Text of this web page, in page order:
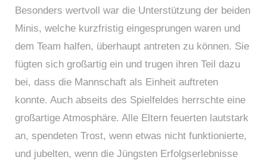
Besonders wertvoll war die Unterstützung der beiden
Minis, welche kurzfristig eingesprungen waren und
dem Team halfen, überhaupt antreten zu können. Sie
fügten sich großartig ein und trugen ihren Teil dazu
bei, dass die Mannschaft als Einheit auftreten
konnte. Auch abseits des Spielfeldes herrschte eine
großartige Atmosphäre. Alle Eltern feuerten lautstark
an, spendeten Trost, wenn etwas nicht funktionierte,
und jubelten, wenn die Jüngsten Erfolgserlebnisse